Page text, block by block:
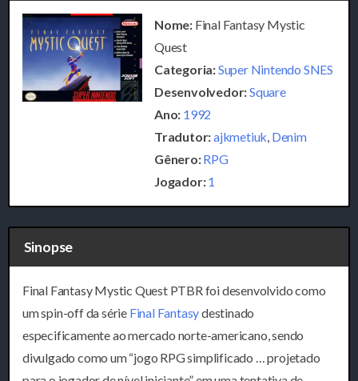
Nome: Final Fantasy Mystic
Quest
Categoria:Super Nintendo SNES
Desenvolvedor:Square
Ano: 1992
Tradutor:ajkmetiuk Denim
Gênero:RPG
Jogador:1
Sinopse
Final Fantasy Mystic Quest PTBR foi desenvolvido como
um spin-off da série Final Fantasydestinado
especificamente ao mercado norte-americano, sendo
divulgado como um “jogo RPG simplificado … projetado